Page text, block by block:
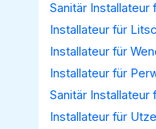
Sanitär Installateur
Installateur für
Installateur für
Installateur für
Sanitär Installateur
Installateur für